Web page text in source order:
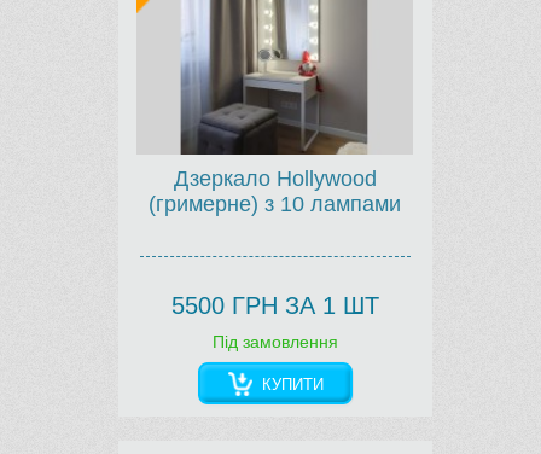
Дзеркало Hollywood
(гримерне) з 10 лампами
5500 ГРН ЗА 1 ШТ
Під замовлення
КУПИТИ